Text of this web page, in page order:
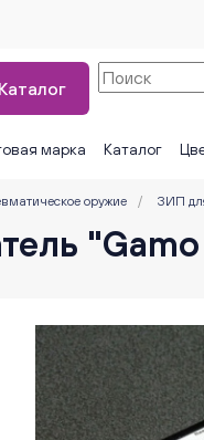
Каталог
марка Каталог
оружие / ЗИП